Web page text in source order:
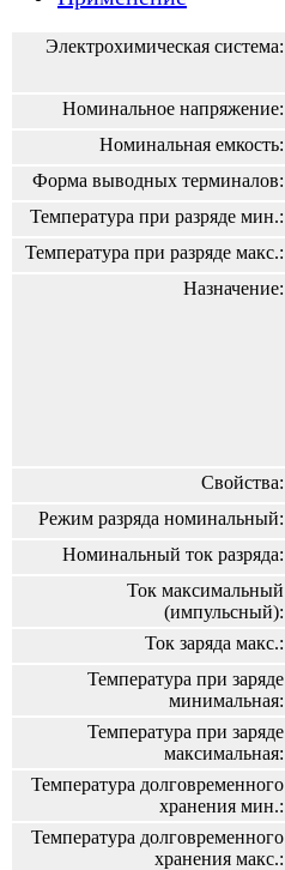
Электрохимическая система:
Номинальное напряжение:
Номинальная емкость:
Форма выводных терминалов:
Температура при разряде мин.:
Температура при разряде макс.:
Назначение:
Свойства:
Режим разряда номинальный:
Номинальный ток разряда:
Ток максимальный
(импульсный):
Ток заряда макс.:
Температура при заряде
минимальная:
Температура при заряде
максимальная:
Температура долговременного
хранения мин.:
Температура долговременного
хранения макс.: